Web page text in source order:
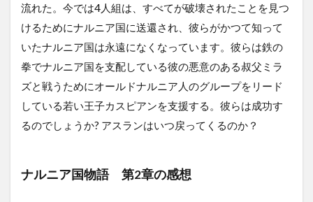
流れた。今では4人組は、すべてが破壊されたことを見つ
けるためにナルニア国に送還され、彼らがかつて知って
いたナルニア国は永遠になくなっています。彼らは鉄の
拳でナルニア国を支配している彼の悪意のある叔父ミラ
ズと戦うためにオールドナルニア人のグループをリード
している若い王子カスピアンを支援する。彼らは成功す
るのでしょうか? アスランはいつ戻ってくるのか？
ナルニア国物語 第2章の感想